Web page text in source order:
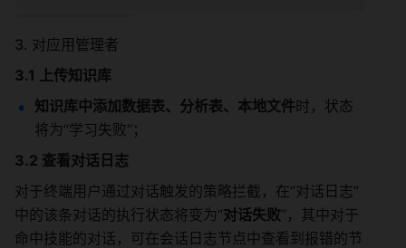
3. 对应用管理者
3.1 上传知识库
知识库中添加数据表、分析表、本地文件时，状态
将为“学习失败”；
3.2 查看对话日志
对于终端用户通过对话触发的策略拦截，在“对话日志”
中的该条对话的执行状态将变为“对话失败”，其中对于
命中技能的对话，可在会话日志节点中查看到报错的节